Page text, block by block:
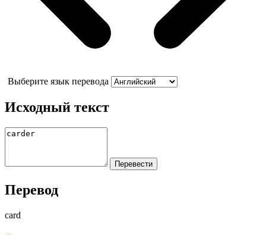
Выберите язык перевода
Исходный текст
Перевод
card